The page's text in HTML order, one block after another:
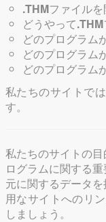
.THMファイル
どうやって.THM
どのプログラム
どのプログラム
どのプログラム
私たちのサイトで
す。
私たちのサイトの
ログラムに関する
元に関するデータ
用なサイトへのリ
しましょう。